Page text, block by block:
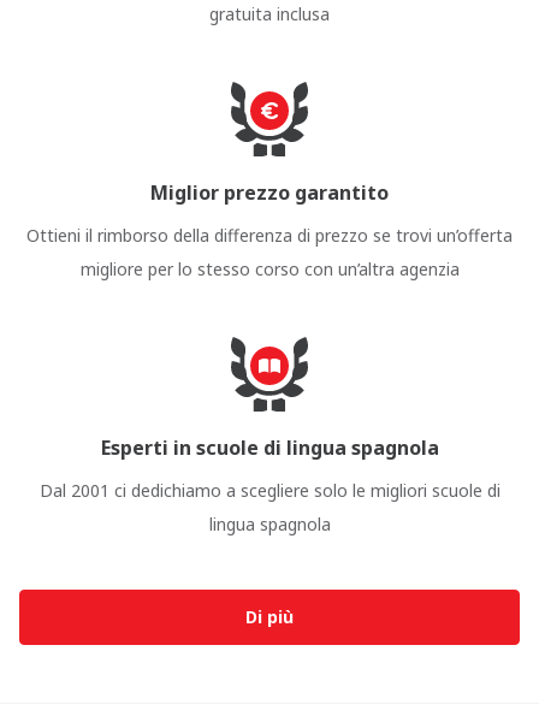
gratuita inclusa
Miglior prezzo garantito
Ottieni il rimborso della differenza di prezzo se trovi un’offerta
migliore per lo stesso corso con un’altra agenzia
Esperti in scuole di lingua spagnola
Dal 2001 ci dedichiamo a scegliere solo le migliori scuole di
lingua spagnola
Di più